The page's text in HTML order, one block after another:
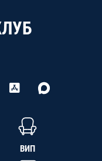
ВИП